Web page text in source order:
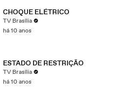
CHOQUE ELÉTRICO
TV Brasília
há 10 anos
ESTADO DE RESTRIÇÃO
TV Brasília
há 10 anos